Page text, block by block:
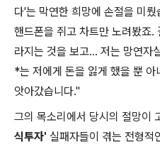
다'는 막연한 희망에 손절을 미
핸드폰을 쥐고 차트만 노려봤죠
라지는 것을 보고... 저는 망연
*는 저에게 돈을 잃게 했을 뿐 아
앗아갔습니다."
그의 목소리에서 당시의 절망이
식투자' 실패자들이 겪는 전형적